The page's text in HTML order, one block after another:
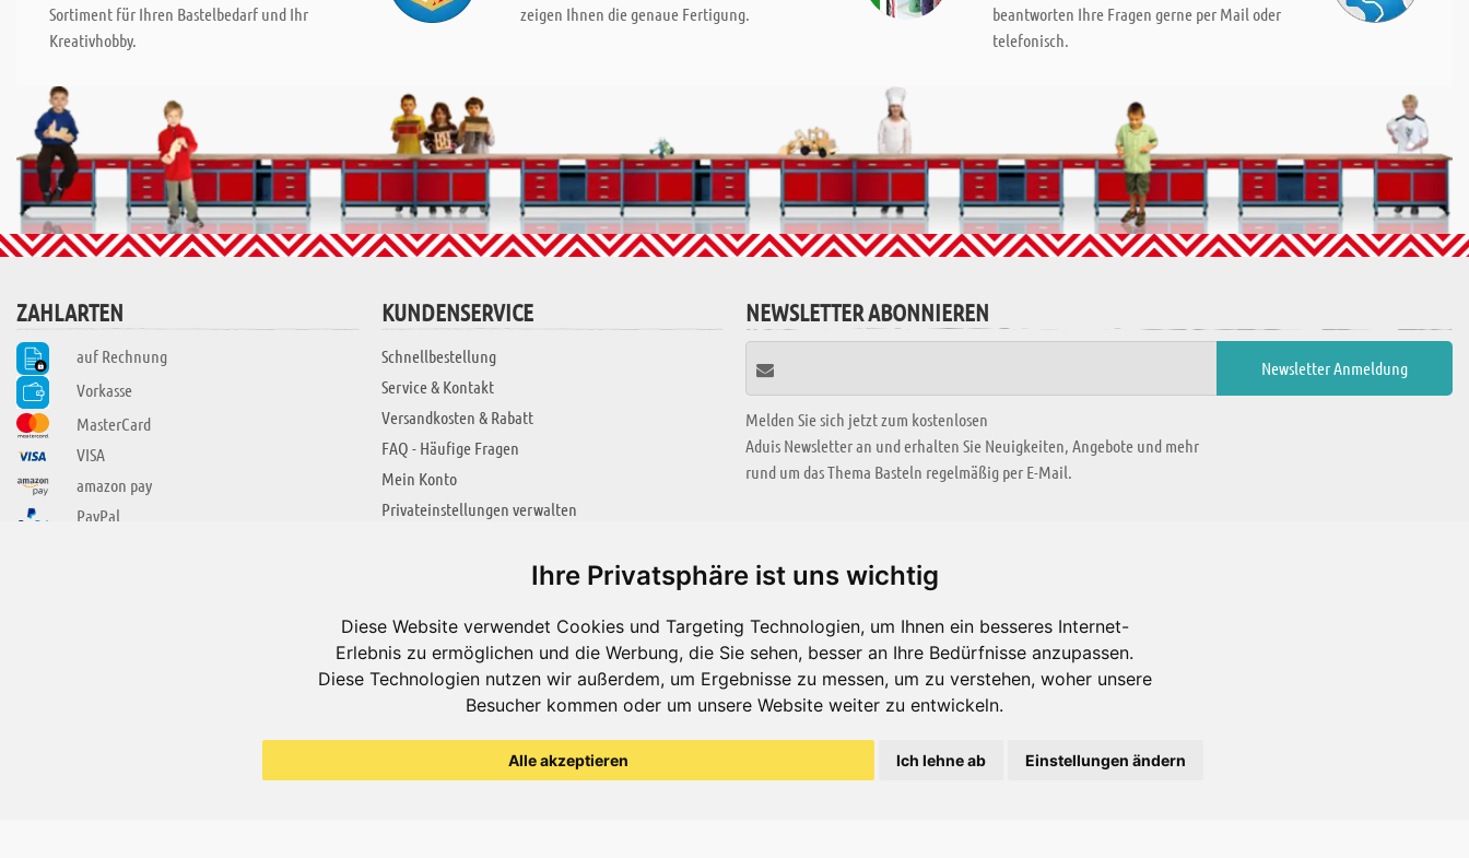
Ihre Privatsphäre ist uns wichtig
Diese Website verwendet Cookies und Targeting Technologien, um Ihnen ein besseres Internet-
Erlebnis zu ermöglichen und die Werbung, die Sie sehen, besser an Ihre Bedürfnisse anzupassen.
Diese Technologien nutzen wir außerdem, um Ergebnisse zu messen, um zu verstehen, woher unsere
Besucher kommen oder um unsere Website weiter zu entwickeln.
Alle akzeptieren Ich lehne ab Einstellungen ändern
Sortiment für Ihren Bastelbedarf und Ihr
Kreativhobby.
zeigen Ihnen die genaue Fertigung.
beantworten Ihre Fragen gerne per Mail oder
telefonisch.
ZAHLARTEN
auf Rechnung
Vorkasse
MasterCard
VISA
amazon pay
PayPal
KUNDENSERVICE
Schnellbestellung
Service & Kontakt
Versandkosten & Rabatt
FAQ - Häufige Fragen
Mein Konto
Privateinstellungen verwalten
NEWSLETTER ABONNIEREN
Melden Sie sich jetzt zum kostenlosen
Aduis Newsletter an und erhalten Sie Neuigkeiten, Angebote und mehr
rund um das Thema Basteln regelmäßig per E-Mail.
Jobs
Impressum
Datenschutzerklärung
KREATIV ZONE
Alle Videos
Bastelideen
Arbeitsblätter
Es gibt uns auch in